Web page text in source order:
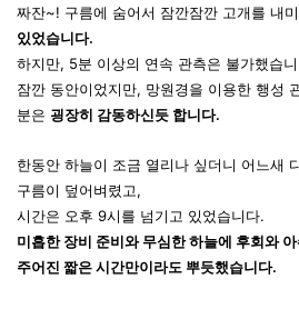
짜잔~! 구름에 숨어서 잠깐잠깐 고개를 내
있었습니다.
하지만, 5분 이상의 연속 관측은 불가했습
잠깐 동안이었지만, 망원경을 이용한 행성
분은 굉장히 감동하신듯 합니다.
한동안 하늘이 조금 열리나 싶더니 어느새
구름이 덮어벼렸고,
시간은 오후 9시를 넘기고 있었습니다.
미흡한 장비 준비와 무심한 하늘에 후회와
주어진 짧은 시간만이라도 뿌듯했습니다.